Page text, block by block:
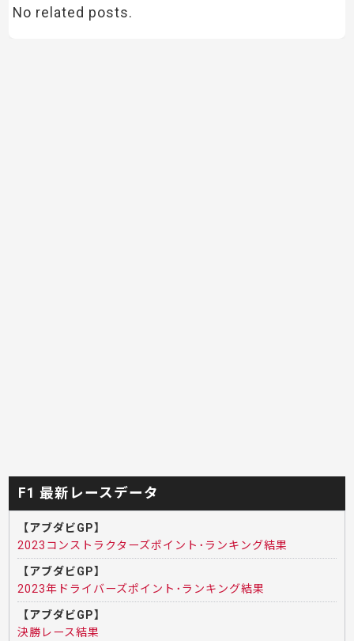
No related posts.
F1 最新レースデータ
【アブダビGP】
2023コンストラクターズポイント･ランキング結果
【アブダビGP】
2023年ドライバーズポイント･ランキング結果
【アブダビGP】
決勝レース結果